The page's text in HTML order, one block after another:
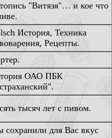
"Витязя"… и кое что
История, Техника
Рецепты.
.
ОАО ПБК
тысяч лет с пивом.
для Вас вкус